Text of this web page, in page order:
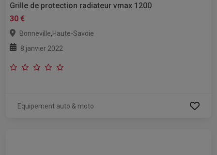
Grille de protection radiateur vmax 1200
30 €
Bonneville,Haute-Savoie
8 janvier 2022
Equipement auto & moto